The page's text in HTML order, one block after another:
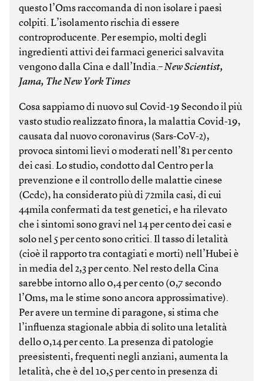
questo l’Oms raccomanda di non isolare i paesi
colpiti. L’isolamento rischia di essere
controproducente. Per esempio, molti degli
ingredienti attivi dei farmaci generici salvavita
vengono dalla Cina e dall’India.–New Scientist,
Jama, The New York Times
Cosa sappiamo di nuovo sul Covid-19 Secondo il più
vasto studio realizzato finora, la malattia Covid-19,
causata dal nuovo coronavirus (Sars-CoV-2),
provoca sintomi lievi o moderati nell’81 per cento
dei casi. Lo studio, condotto dal Centro per la
prevenzione e il controllo delle malattie cinese
(Ccdc), ha considerato più di 72mila casi, di cui
44mila confermati da test genetici, e ha rilevato
che i sintomi sono gravi nel 14 per cento dei casi e
solo nel 5 per cento sono critici. Il tasso di letalità
(cioè il rapporto tra contagiati e morti) nell’Hubei è
in media del 2,3 per cento. Nel resto della Cina
sarebbe intorno allo 0,4 per cento (0,7 secondo
l’Oms, ma le stime sono ancora approssimative).
Per avere un termine di paragone, si stima che
l’influenza stagionale abbia di solito una letalità
dello 0,14 per cento. La presenza di patologie
preesistenti, frequenti negli anziani, aumenta la
letalità, che è del 10,5 per cento in presenza di